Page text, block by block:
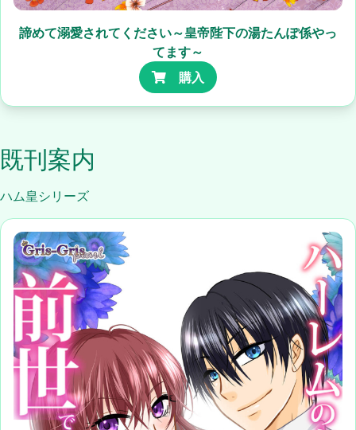
諦めて溺愛されてください～皇帝陛下の湯たんぽ係やっ
てます～
購入
既刊案内
ハム皇シリーズ